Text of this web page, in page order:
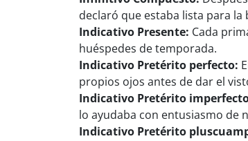
declaró que estaba lista para la
Indicativo Presente: Cada
huéspedes de temporada.
Indicativo Pretérito perfecto:
propios ojos antes de dar el
Indicativo Pretérito
lo ayudaba con entusiasmo de
Indicativo Pretérito